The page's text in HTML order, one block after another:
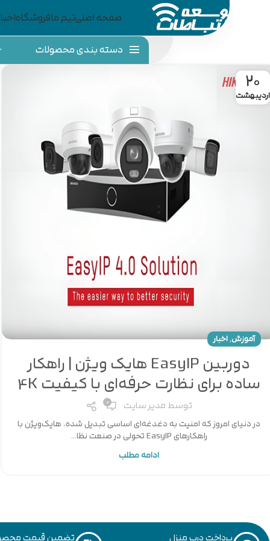
صفحه اصلیتیم مافروشگاه
دسته بندی محصولات
20
اردیبهشت
آموزش,اخبار
دوربین EasyIP هایک ویژن | راهکار
ساده برای نظارت حرفه‌ای با کیفیت 4K
توسطمدیر سایت 0
در دنیای امروز که امنیت به دغدغه‌ای اساسی تبدیل شده، هایک‌ویژن با
راهکارهای EasyIP تحولی در صنعت نظا...
ادامه مطلب